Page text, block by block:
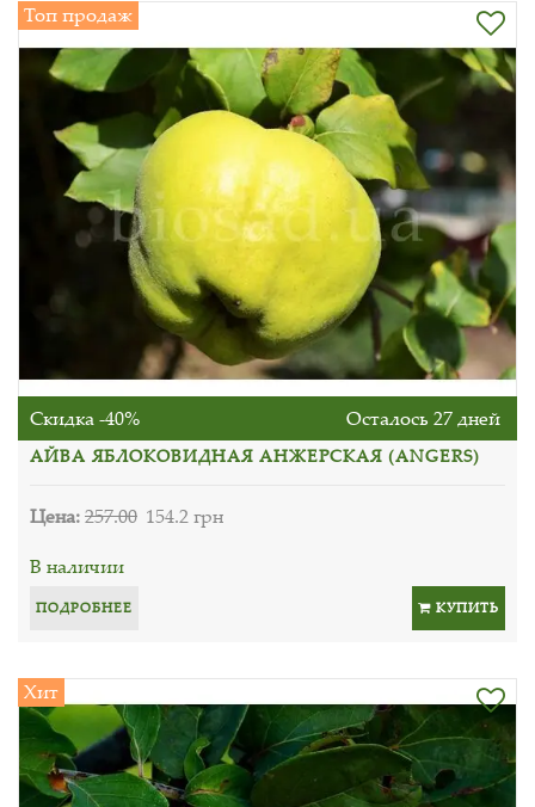
Топ продаж
Скидка -40% Осталось 27 дней
АЙВА ЯБЛОКОВИДНАЯ АНЖЕРСКАЯ (ANGERS)
Цена:257.00 154.2 грн
В наличии
ПОДРОБНЕЕ КУПИТЬ
Хит